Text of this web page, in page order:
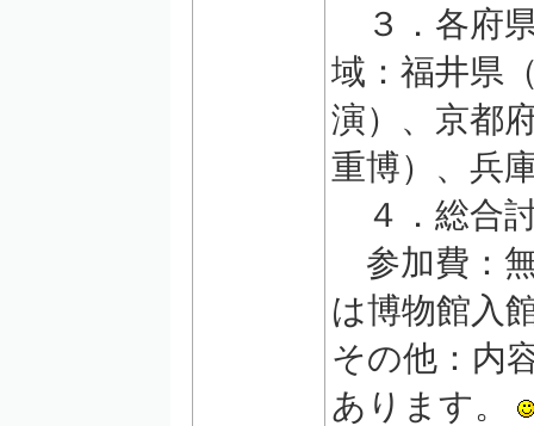
３．各府
域：福井県
演）、京都
重博）、兵
４．総合
参加費：
は博物館入
その他：内
あります。